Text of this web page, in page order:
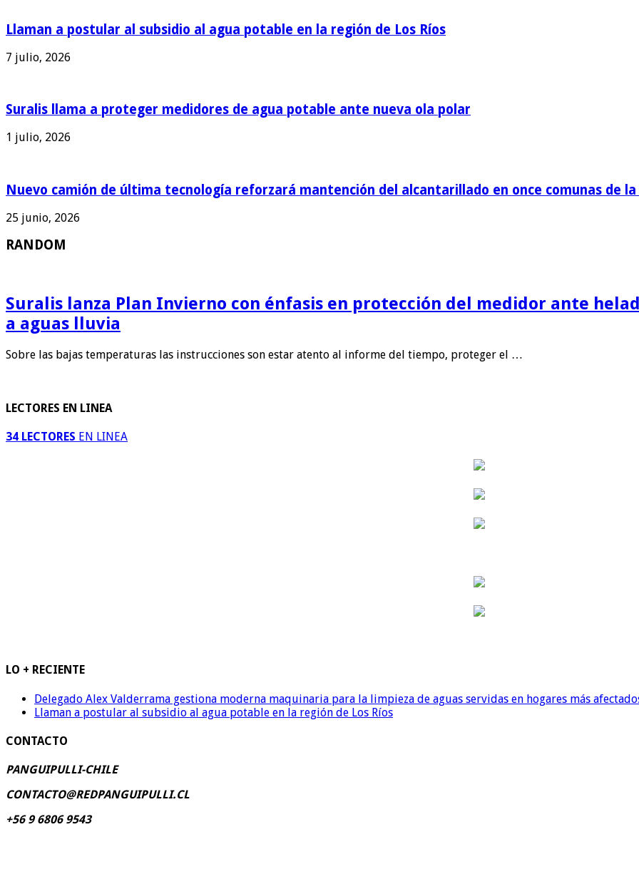
Llaman a postular al subsidio al agua potable en la región de Los Ríos
7 julio, 2026
Suralis llama a proteger medidores de agua potable ante nueva ola polar
1 julio, 2026
Nuevo camión de última tecnología reforzará mantención del alcantarillado en once comunas de la
25 junio, 2026
RANDOM
Suralis lanza Plan Invierno con énfasis en protección del medidor ante
a aguas lluvia
Sobre las bajas temperaturas las instrucciones son estar atento al informe del tiempo, proteger el …
LECTORES EN LINEA
34 LECTORES EN LINEA
LO + RECIENTE
Delegado Alex Valderrama gestiona moderna maquinaria para la limpieza de aguas servidas en hogares más
Llaman a postular al subsidio al agua potable en la región de Los Ríos
CONTACTO
PANGUIPULLI-CHILE
CONTACTO@REDPANGUIPULLI.CL
+56 9 6806 9543